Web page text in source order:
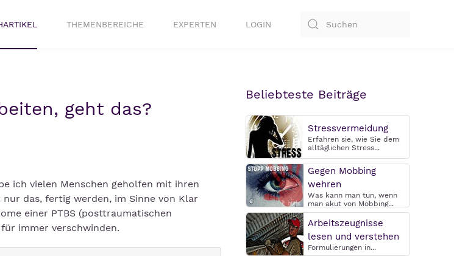
THEMENBEREICHE EXPERTEN LOGIN
geht das?
ich vielen Menschen geholfen mit ihren
das, fertig werden, im Sinne von Klar
einer PTBS (posttraumatischen
immer verschwinden.
Beliebteste Beiträge
Stressvermeidung
Erfahren sie, wie Sie dem
alltäglichen Stress...
Gegen Mobbing
wehren
Was kann man tun, wenn
man akut von Mobbing...
Arbeitszeugnisse
lesen und verstehen
Formulierungen in...